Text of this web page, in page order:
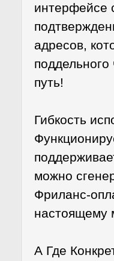
интерфейсе
адресов,
путь!
Гибкость
можно
Фриланс-
настоящему
А Где